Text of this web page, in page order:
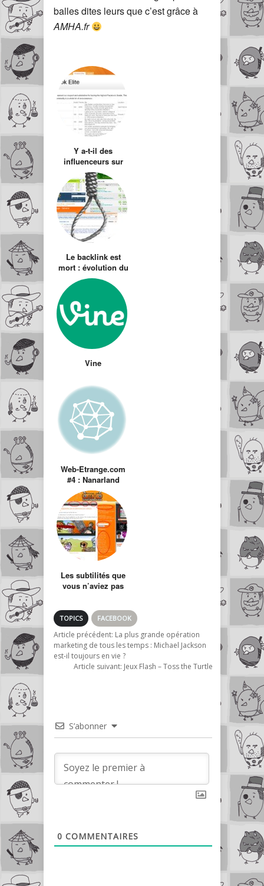
balles dites leurs que c’est grâce à
AMHA.fr
Y a-t-il des
influenceurs sur
Facebook ?
Le backlink est
mort : évolution du
concept
d’influence dans la
blogosphère
Vine
Web-Etrange.com
#4 : Nanarland
Les subtilités que
vous n’aviez pas
TOPICS FACEBOOK
Article précédent: La plus grande opération
marketing de tous les temps : Michael Jackson
est-il toujours en vie ?
Article suivant: Jeux Flash – Toss the Turtle
S’abonner
0 COMMENTAIRES